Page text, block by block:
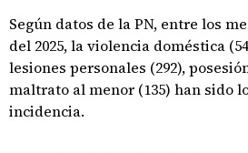
Según datos de la PN, entre los
del 2025, la violencia doméstica
lesiones personales (292),
maltrato al menor (135) han sido
incidencia.